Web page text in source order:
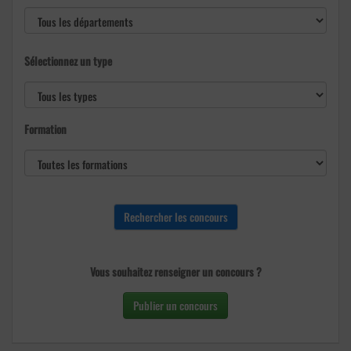
Sélectionnez un type
Formation
Vous souhaitez renseigner un concours ?
Publier un concours